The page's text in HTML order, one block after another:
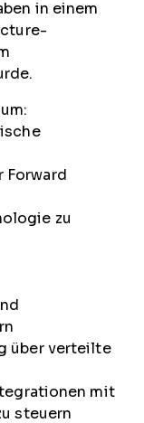
in einem
Forward
zu
über verteilte
mit
steuern